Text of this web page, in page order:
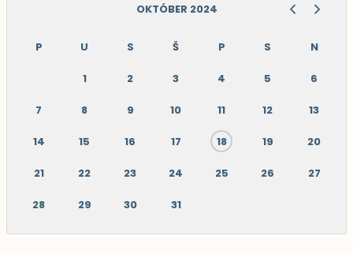
OKTÓBER 2024
P U S Š P S N
1 2 3 4 5 6
7 8 9 10 11 12 13
14 15 16 17 18 19 20
21 22 23 24 25 26 27
28 29 30 31